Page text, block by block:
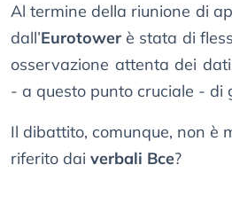
Al termine della riunione di
dall’Eurotower è stata di
osservazione attenta dei
- a questo punto cruciale - di
Il dibattito, comunque, non è
riferito dai verbali Bce?